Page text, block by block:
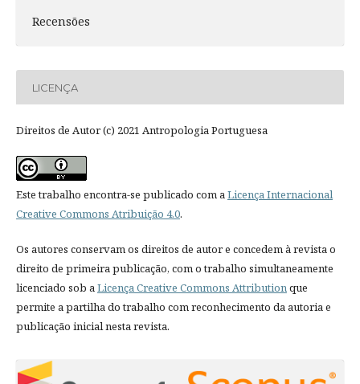
Recensões
LICENÇA
Direitos de Autor (c) 2021 Antropologia Portuguesa
Este trabalho encontra-se publicado com aLicença Internacional
Creative Commons Atribuição 4.0.
Os autores conservam os direitos de autor e concedem à revista o
direito de primeira publicação, com o trabalho simultaneamente
licenciado sob aLicença Creative Commons Attributionque
permite a partilha do trabalho com reconhecimento da autoria e
publicação inicial nesta revista.